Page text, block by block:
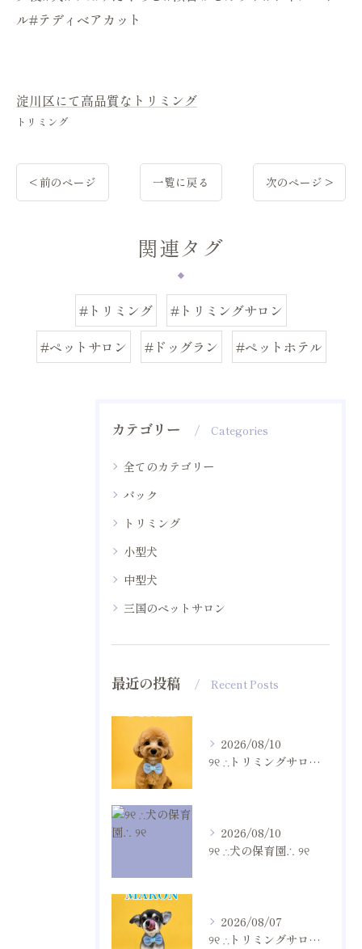
ル#テディベアカット
淀川区にて高品質なトリミング
トリミング
< 前のページ 一覧に戻る 次のページ >
関連タグ
#トリミング
#トリミングサロン
#ペットサロン
#ドッグラン #ペットホテル
カテゴリー Categories
全てのカテゴリー
パック
トリミング
小型犬
中型犬
三国のペットサロン
最近の投稿 Recent Posts
2026/08/10
୨୧ ∴トリミングサロン∴ ୨୧
2026/08/10
୨୧ ∴犬の保育園∴ ୨୧
2026/08/07
୨୧ ∴トリミングサロン∴ ୨୧